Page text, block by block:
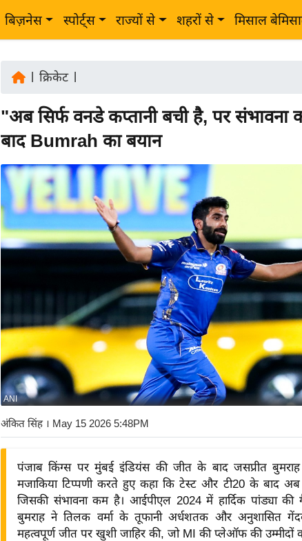
बिज़नेस स्पोर्ट्स राज्यों से शहरों से मिसाल
क्रिकेट|
"अब सिर्फ वनडे कप्तानी बची है, पर
बाद Bumrah का बयान
ANI
अंकित सिंह। May 15 2026 5:48PM
पंजाब किंग्स पर मुंबई इंडियंस की जीत के बाद जसप्रीत बुमराह
मजाकिया टिप्पणी करते हुए कहा कि टेस्ट और टी20 के बाद अब
जिसकी संभावना कम है। आईपीएल 2024 में हार्दिक पांड्या की
बुमराह ने तिलक वर्मा के तूफानी अर्धशतक और अनुशासित
महत्वपूर्ण जीत पर खुशी जाहिर की, जो MI की प्लेऑफ की उम्मीदों